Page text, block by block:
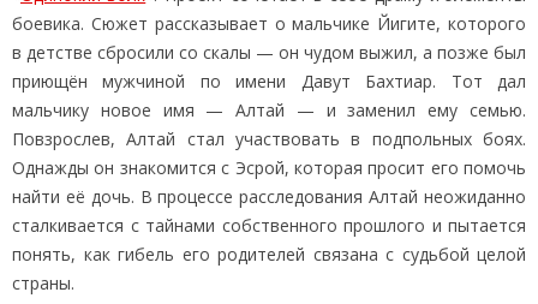
боевика. Сюжет рассказывает о мальчике Йигите, которого
в детстве сбросили со скалы — он чудом выжил, а позже был
приющён мужчиной по имени Давут Бахтиар. Тот дал
мальчику новое имя — Алтай — и заменил ему семью.
Повзрослев, Алтай стал участвовать в подпольных боях.
Однажды он знакомится с Эсрой, которая просит его помочь
найти её дочь. В процессе расследования Алтай неожиданно
сталкивается с тайнами собственного прошлого и пытается
понять, как гибель его родителей связана с судьбой целой
страны.